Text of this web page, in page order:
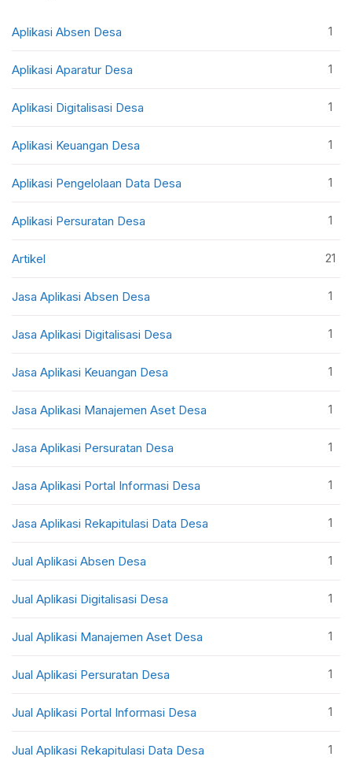
Aplikasi Absen Desa 1
Aplikasi Aparatur Desa 1
Aplikasi Digitalisasi Desa 1
Aplikasi Keuangan Desa 1
Aplikasi Pengelolaan Data Desa 1
Aplikasi Persuratan Desa 1
Artikel 21
Jasa Aplikasi Absen Desa 1
Jasa Aplikasi Digitalisasi Desa 1
Jasa Aplikasi Keuangan Desa 1
Jasa Aplikasi Manajemen Aset Desa 1
Jasa Aplikasi Persuratan Desa 1
Jasa Aplikasi Portal Informasi Desa 1
Jasa Aplikasi Rekapitulasi Data Desa 1
Jual Aplikasi Absen Desa 1
Jual Aplikasi Digitalisasi Desa 1
Jual Aplikasi Manajemen Aset Desa 1
Jual Aplikasi Persuratan Desa 1
Jual Aplikasi Portal Informasi Desa 1
Jual Aplikasi Rekapitulasi Data Desa 1